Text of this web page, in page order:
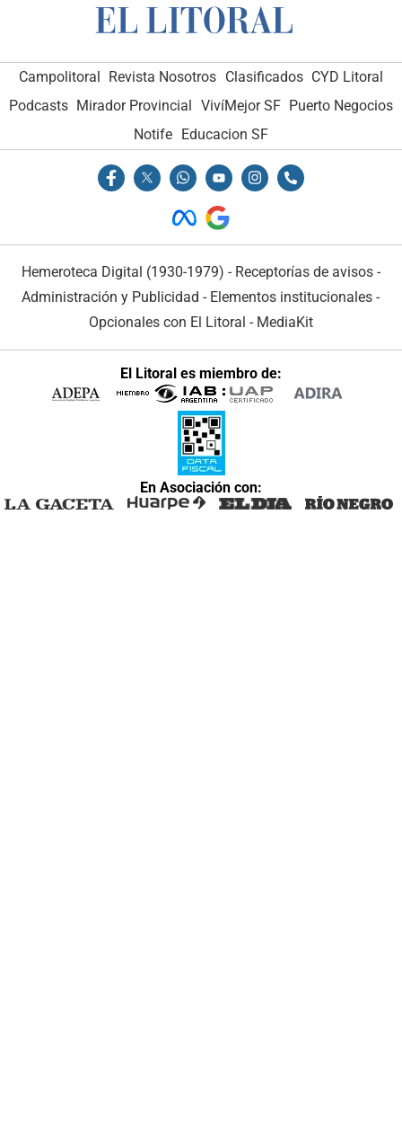
Campolitoral Revista Nosotros Clasificados CYD Litoral
Podcasts Mirador Provincial VivíMejor SF Puerto Negocios
Notife Educacion SF
Hemeroteca Digital (1930-1979) - Receptorías de avisos -
Administración y Publicidad - Elementos institucionales -
Opcionales con El Litoral - MediaKit
El Litoral es miembro de:
En Asociación con: